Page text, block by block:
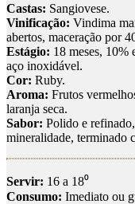
Castas: Sangiovese.
Vinificação: Vindima
abertos, maceração por
Estágio: 18 meses, 10%
aço inoxidável.
Cor: Ruby.
Aroma: Frutos
laranja seca.
Sabor: Polido e
mineralidade, terminado
Servir: 16 a 18⁰
Consumo: Imediato ou